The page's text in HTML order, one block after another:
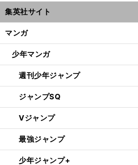
集英社サイト
マンガ
少年マンガ
週刊少年ジャンプ
ジャンプSQ
Vジャンプ
最強ジャンプ
少年ジャンプ+